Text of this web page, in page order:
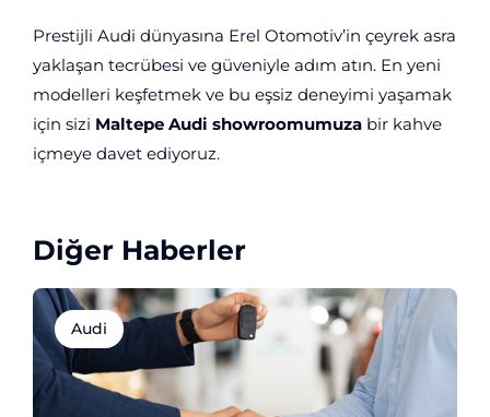
Prestijli Audi dünyasına Erel Otomotiv’in çeyrek asra
yaklaşan tecrübesi ve güveniyle adım atın. En yeni
modelleri keşfetmek ve bu eşsiz deneyimi yaşamak
için sizi Maltepe Audi showroomumuza bir kahve
içmeye davet ediyoruz.
Diğer Haberler
Audi